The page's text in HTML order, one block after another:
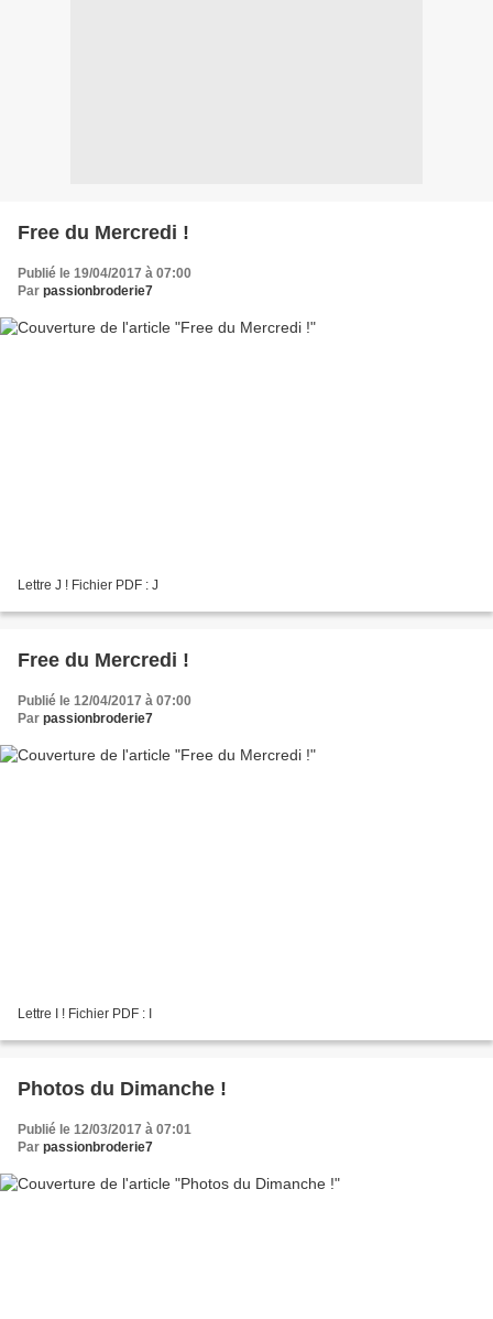
Free du Mercredi !
Publié le 19/04/2017 à 07:00
Par passionbroderie7
Lettre J ! Fichier PDF : J
Free du Mercredi !
Publié le 12/04/2017 à 07:00
Par passionbroderie7
Lettre I ! Fichier PDF : I
Photos du Dimanche !
Publié le 12/03/2017 à 07:01
Par passionbroderie7